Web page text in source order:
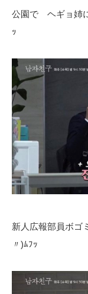
公園で ヘギョ姉
ｯ
新人広報部員ボ
〃)ﾑﾌｯ